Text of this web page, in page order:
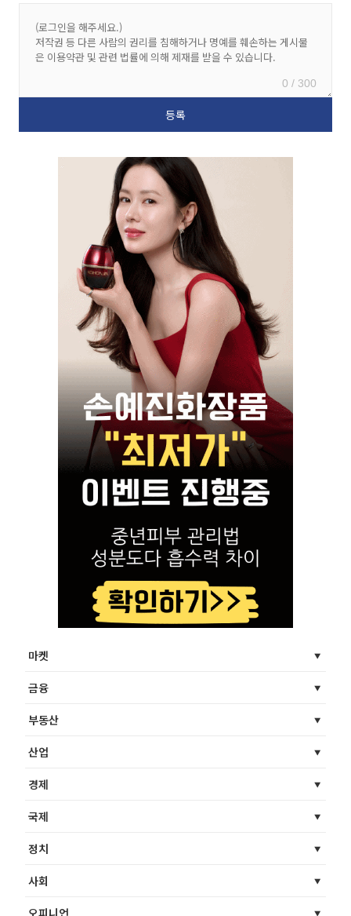
0 / 300
마켓
금융
부동산
산업
경제
국제
정치
사회
오피니언